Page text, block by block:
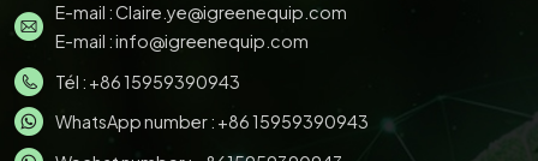
E-mail :Claire.ye@igreenequip.com
E-mail :info@igreenequip.com
Tél : +86 15959390943
WhatsApp number : +86 15959390943